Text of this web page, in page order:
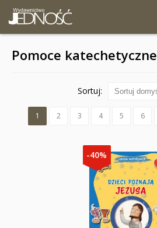
Pomoce katechetyczne
Sortuj:
1 2 3 4 5 6
-40%